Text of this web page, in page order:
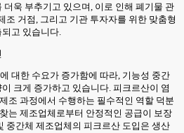
욱 부추기고 있으며, 이로 인해 폐기물 관
조 거점, 그리고 기관 투자자를 위한 맞춤형
고 있습니다.
대한 수요가 증가함에 따라, 기능성 중간
크게 증가하고 있습니다. 피크르산이 염
조 과정에서 수행하는 필수적인 역할 덕분
는 제조업체로부터 안정적인 공급이 보장
중간체 제조업체의 피크르산 도입은 생산